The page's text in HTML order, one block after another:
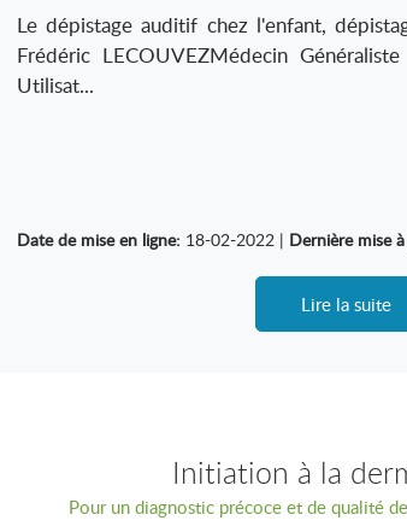
Le dépistage auditif chez l'enfant,
Frédéric LECOUVEZMédecin
Utilisat...
Date de mise en ligne: 18-02-2022 | Dernière mise
Lire la suite
Initiation à la
Pour un diagnostic précoce et de qualité